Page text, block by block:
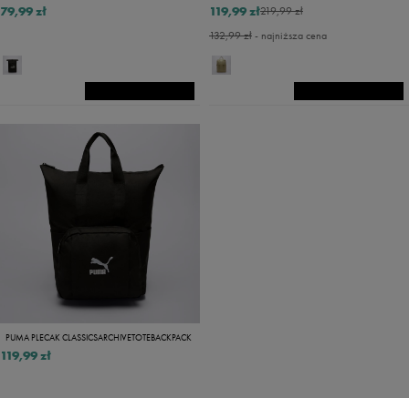
79,99 zł 219,99 zł
119,99 zł
132,99 zł- najniższa cena
PUMA PLECAK CLASSICSARCHIVETOTEBACKPACK
119,99 zł